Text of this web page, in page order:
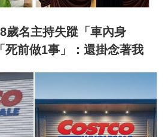
歲名主持失蹤「車內身
前做1事」：還掛念著我